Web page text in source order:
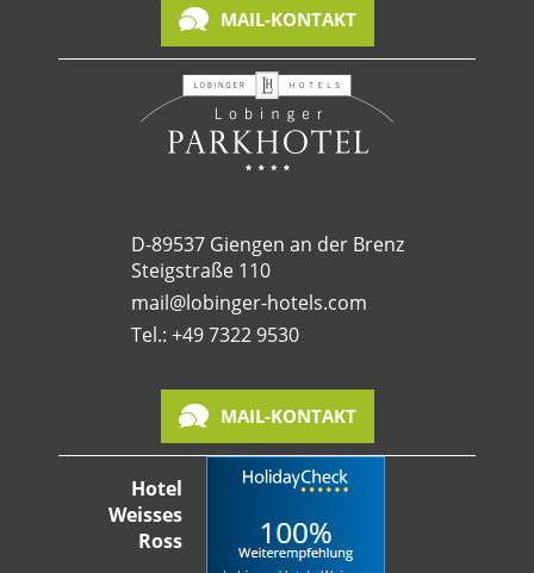
MAIL-KONTAKT
D-89537 Giengen an der Brenz
Steigstraße 110
mail@lobinger-hotels.com
Tel.: +49 7322 9530
MAIL-KONTAKT
Hotel
Weisses
Ross